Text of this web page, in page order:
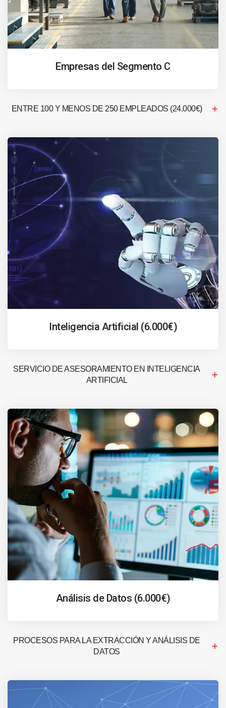
Empresas del Segmento C
ENTRE 100 Y MENOS DE 250 EMPLEADOS (24.000€)
Inteligencia Artificial (6.000€)
SERVICIO DE ASESORAMIENTO EN INTELIGENCIA
ARTIFICIAL
Análisis de Datos (6.000€)
PROCESOS PARA LA EXTRACCIÓN Y ANÁLISIS DE
DATOS